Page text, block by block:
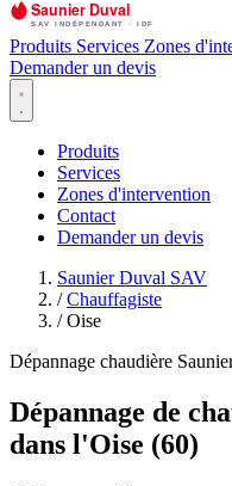
Produits Services Zones
Demander un devis
Produits
Services
Zones d'intervention
Contact
Demander un devis
Saunier Duval SAV
/ Chauffagiste
/ Oise
Dépannage chaudière
Dépannage de
dans l'Oise (60)